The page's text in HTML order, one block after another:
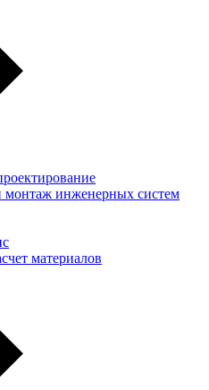
монтаж инженерных систем
материалов